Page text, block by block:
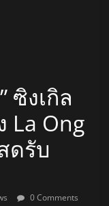
ซิงเกิล
La Ong
ดรับ
0 Comments